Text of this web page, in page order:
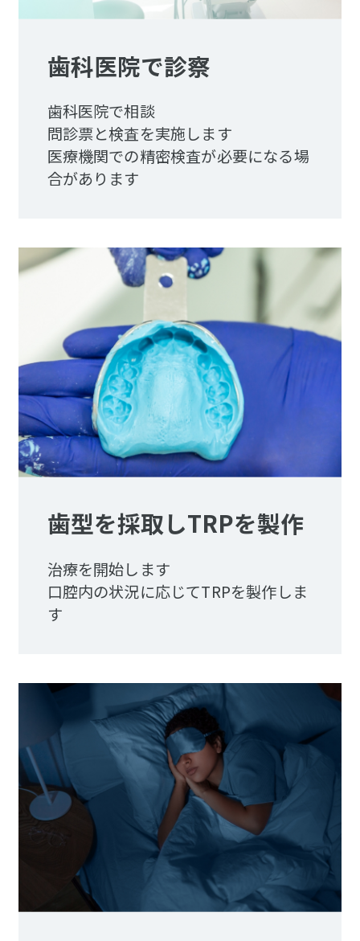
歯科医院で診察
歯科医院で相談
問診票と検査を実施します
医療機関での精密検査が必要になる場
合があります
歯型を採取しTRPを製作
治療を開始します
口腔内の状況に応じてTRPを製作しま
す